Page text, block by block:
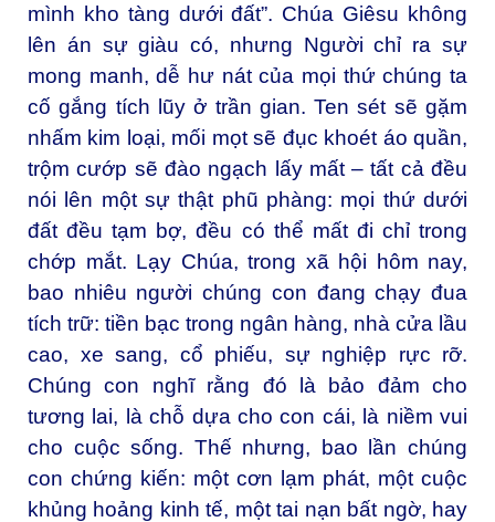
mình kho tàng dưới đất”. Chúa Giêsu không
lên án sự giàu có, nhưng Người chỉ ra sự
mong manh, dễ hư nát của mọi thứ chúng ta
cố gắng tích lũy ở trần gian. Ten sét sẽ gặm
nhấm kim loại, mối mọt sẽ đục khoét áo quần,
trộm cướp sẽ đào ngạch lấy mất – tất cả đều
nói lên một sự thật phũ phàng: mọi thứ dưới
đất đều tạm bợ, đều có thể mất đi chỉ trong
chớp mắt. Lạy Chúa, trong xã hội hôm nay,
bao nhiêu người chúng con đang chạy đua
tích trữ: tiền bạc trong ngân hàng, nhà cửa lầu
cao, xe sang, cổ phiếu, sự nghiệp rực rỡ.
Chúng con nghĩ rằng đó là bảo đảm cho
tương lai, là chỗ dựa cho con cái, là niềm vui
cho cuộc sống. Thế nhưng, bao lần chúng
con chứng kiến: một cơn lạm phát, một cuộc
khủng hoảng kinh tế, một tai nạn bất ngờ, hay